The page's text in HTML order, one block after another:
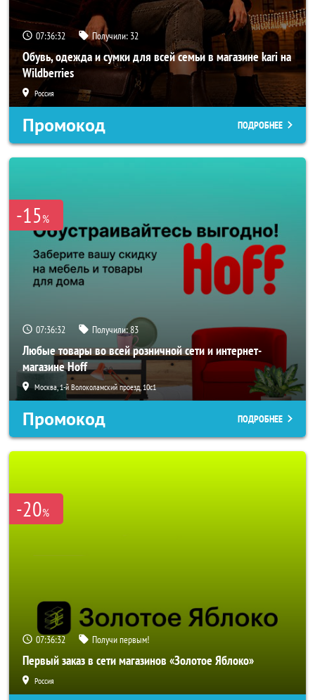
07:36:30 Получили: 32
Обувь, одежда и сумки для всей семьи в магазине kari на
Wildberries
Россия
Промокод ПОДРОБНЕЕ
-15%
07:36:30 Получили:83
Любые товары во всей розничной сети и интернет-
магазине Hoff
Москва, 1-й Волоколамский проезд, 10с1
Промокод ПОДРОБНЕЕ
-20%
07:36:30 Получи первым!
Первый заказ в сети магазинов «Золотое Яблоко»
Россия